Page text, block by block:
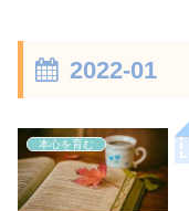
2022-01
本心を育む